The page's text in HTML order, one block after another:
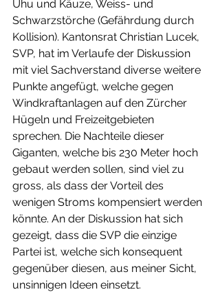
Uhu und Käuze, Weiss- und
Schwarzstörche (Gefährdung durch
Kollision). Kantonsrat Christian Lucek,
SVP, hat im Verlaufe der Diskussion
mit viel Sachverstand diverse weitere
Punkte angefügt, welche gegen
Windkraftanlagen auf den Zürcher
Hügeln und Freizeitgebieten
sprechen. Die Nachteile dieser
Giganten, welche bis 230 Meter hoch
gebaut werden sollen, sind viel zu
gross, als dass der Vorteil des
wenigen Stroms kompensiert werden
könnte. An der Diskussion hat sich
gezeigt, dass die SVP die einzige
Partei ist, welche sich konsequent
gegenüber diesen, aus meiner Sicht,
unsinnigen Ideen einsetzt.